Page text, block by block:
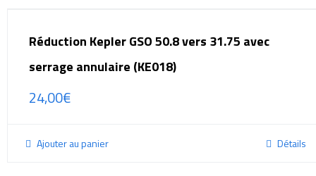
Réduction Kepler GSO 50.8 vers 31.75 avec
serrage annulaire (KE018)
24,00€
Ajouter au panier Détails